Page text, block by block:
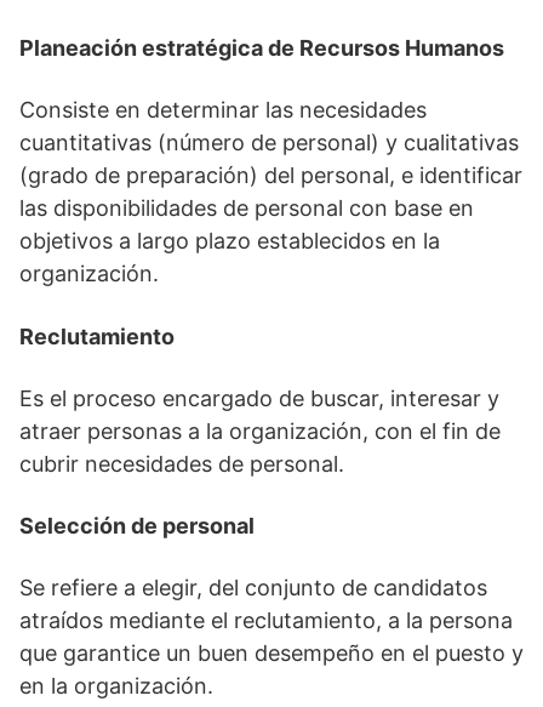
Planeación estratégica de Recursos Humanos
Consiste en determinar las necesidades
cuantitativas (número de personal) y cualitativas
(grado de preparación) del personal, e identificar
las disponibilidades de personal con base en
objetivos a largo plazo establecidos en la
organización.
Reclutamiento
Es el proceso encargado de buscar, interesar y
atraer personas a la organización, con el fin de
cubrir necesidades de personal.
Selección de personal
Se refiere a elegir, del conjunto de candidatos
atraídos mediante el reclutamiento, a la persona
que garantice un buen desempeño en el puesto y
en la organización.